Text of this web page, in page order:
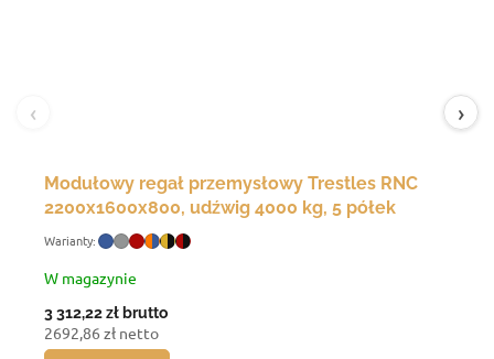
Modułowy regał przemysłowy Trestles RNC
2200x1600x800, udźwig 4000 kg, 5 półek
W magazynie
3 312,22 zł brutto
2692,86 zł netto
‹ ›